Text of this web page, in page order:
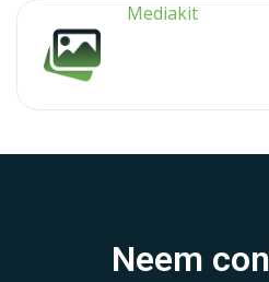
Mediakit
Neem